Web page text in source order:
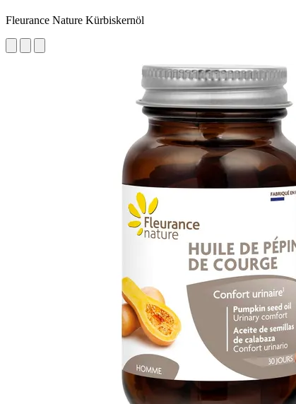
Fleurance Nature Kürbiskernöl